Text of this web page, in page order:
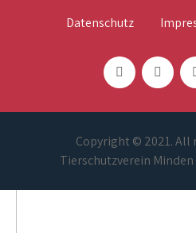
Datenschutz
Copyright © 2021. All
Tierschutzverein Minden